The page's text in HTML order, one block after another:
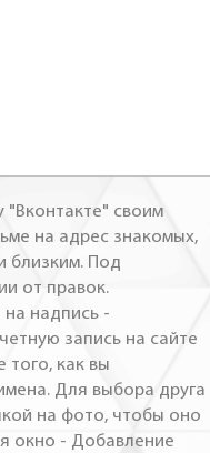
"Вконтакте" своим
на адрес знакомых,
близким. Под
от правок.
на надпись -
запись на сайте
того, как вы
Для выбора друга
на фото, чтобы оно
окно - Добавление